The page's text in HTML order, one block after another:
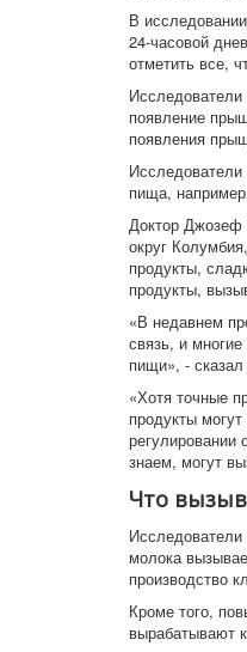
В
24-часовой
отметить все,
появление
появления
пища,
Доктор Джозеф
округ
продукты,
продукты,
«В недавнем
связь, и
пищи», -
«Хотя точные
продукты
регулировании
знаем, могут
Что
молока
производство
Кроме того,
вырабатывают